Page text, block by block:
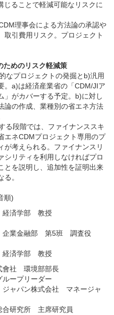
じることで軽減可能なリスクに
理事会による方法論の承認や
取引費用リスク。プロジェクト
ためのリスク軽減策
なプロジェクトの発掘とb)汎用
。a)は経済産業省の「CDM/JIア
」がカバーする予定。b)に対し
論の作成、業種別の省エネ方法
る段階では、ファイナンススキ
エネCDMプロジェクト専用のプ
が考えられる。ファイナンスリ
シリティを利用しなければプロ
とを説明し、追加性を証明出来
。
順)
経済学部 教授
企業金融部 第5班 調査役
経済学部 教授
會社 環境部部長
ープリーダー
ジャパン株式会社 マネージャ
合研究所 主席研究員